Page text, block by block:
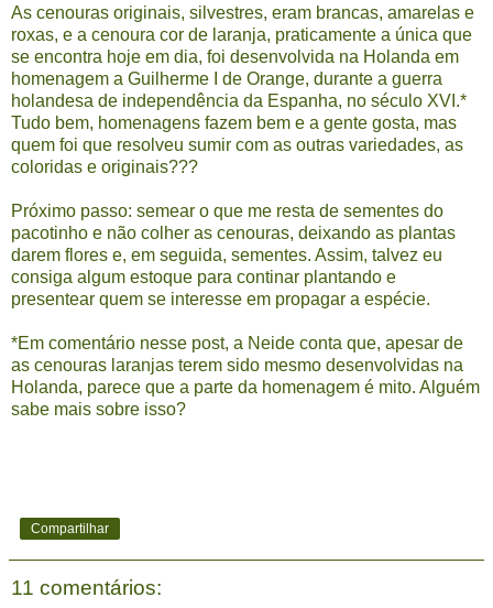
As cenouras originais, silvestres, eram brancas, amarelas e
roxas, e a cenoura cor de laranja, praticamente a única que
se encontra hoje em dia, foi desenvolvida na Holanda em
homenagem a Guilherme I de Orange, durante a guerra
holandesa de independência da Espanha, no século XVI.*
Tudo bem, homenagens fazem bem e a gente gosta, mas
quem foi que resolveu sumir com as outras variedades, as
coloridas e originais???
Próximo passo: semear o que me resta de sementes do
pacotinho e não colher as cenouras, deixando as plantas
darem flores e, em seguida, sementes. Assim, talvez eu
consiga algum estoque para continar plantando e
presentear quem se interesse em propagar a espécie.
*Em comentário nesse post, a Neide conta que, apesar de
as cenouras laranjas terem sido mesmo desenvolvidas na
Holanda, parece que a parte da homenagem é mito. Alguém
sabe mais sobre isso?
Compartilhar
11 comentários: